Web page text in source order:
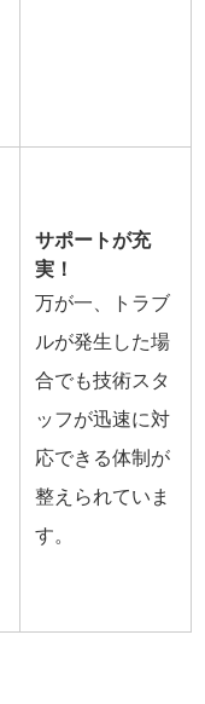
サポートが充
実！
万が一、トラブ
ルが発生した場
合でも技術スタ
ッフが迅速に対
応できる体制が
整えられていま
す。